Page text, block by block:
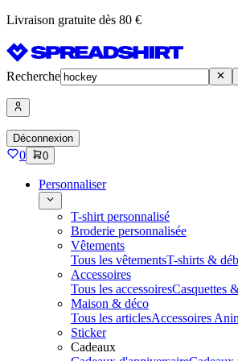
Livraison gratuite dès 80 €
Recherche
Déconnexion
0 0
Personnaliser
T-shirt personnalisé
Broderie personnalisée
Vêtements
Tous les vêtementsT-shirts &
Accessoires
Tous les accessoiresCasquettes
Maison & déco
Tous les articlesAccessoires
Sticker
Cadeaux